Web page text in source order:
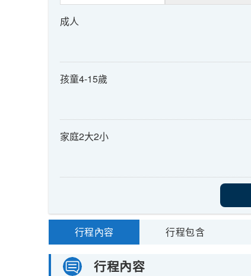
成人
孩童4-15歲
家庭2大2小
行程內容 行程包含
行程內容